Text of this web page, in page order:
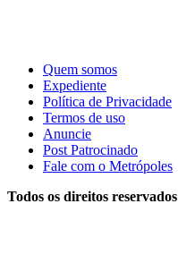
Quem somos
Expediente
Política de Privacidade
Termos de uso
Anuncie
Post Patrocinado
Fale com o Metrópoles
Todos os direitos reservados